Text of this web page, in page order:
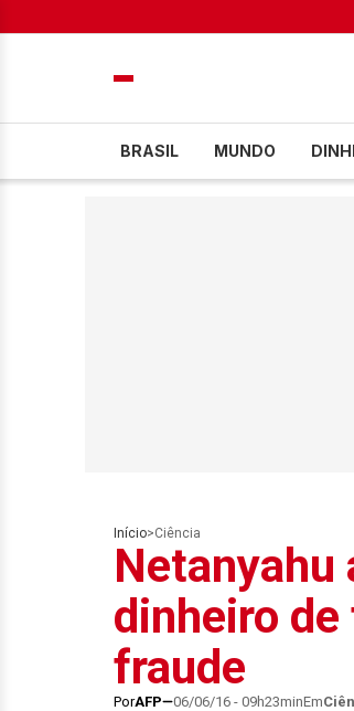
BRASIL MUNDO
Início>Ciência
dinheiro
fraude
PorAFP 06/06/16 - 09h23minEm